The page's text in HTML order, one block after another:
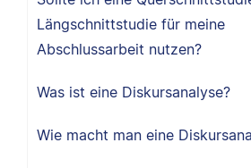
Längschnittstudie für meine
Abschlussarbeit nutzen?
Was ist eine Diskursanalyse?
Wie macht man eine